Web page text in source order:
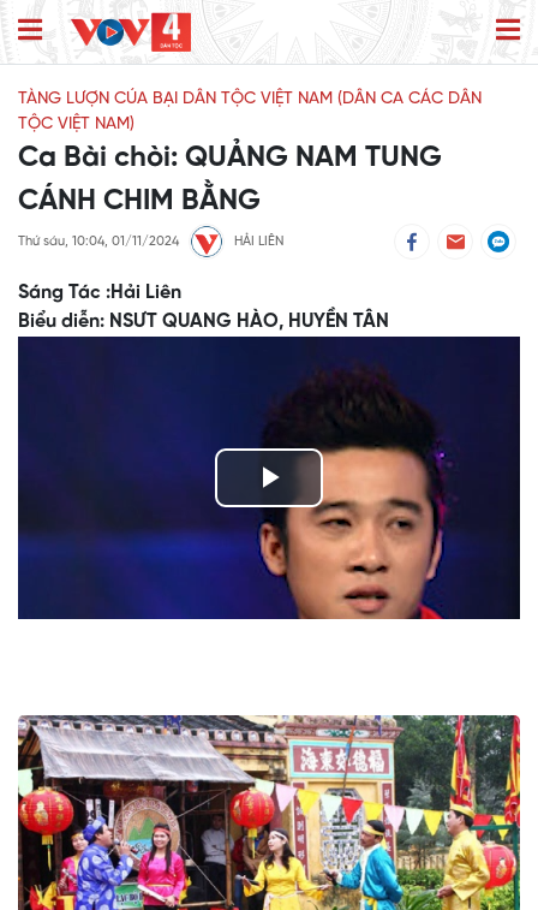
TÀNG LƯỢN CÚA BẠI DÂN TỘC VIỆT NAM (DÂN CA CÁC DÂN
TỘC VIỆT NAM)
Ca Bài chòi: QUẢNG NAM TUNG
CÁNH CHIM BẰNG
Thứ sáu, 10:04, 01/11/2024 HẢI LIÊN
Sáng Tác :Hải Liên
Biểu diễn: NSƯT QUANG HÀO, HUYỀN TÂN
Play
Video